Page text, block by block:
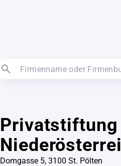
Privatstiftung
Domgasse 5, 3100 St. Pölten